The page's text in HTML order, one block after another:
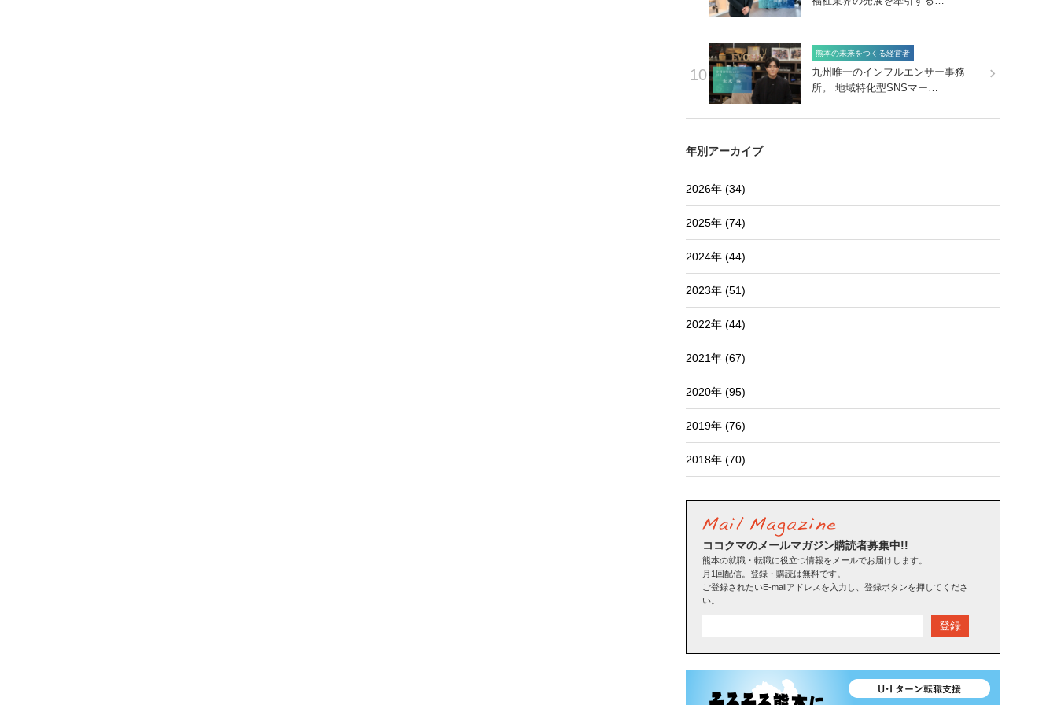
10
熊本の未来をつくる経営者
九州唯一のインフルエンサー事務
所。 地域特化型SNSマー…
年別アーカイブ
2026年 (34)
2025年 (74)
2024年 (44)
2023年 (51)
2022年 (44)
2021年 (67)
2020年 (95)
2019年 (76)
2018年 (70)
ココクマのメールマガジン購読者募集中!!
熊本の就職・転職に役立つ情報をメールでお届けします。
月1回配信。登録・購読は無料です。
ご登録されたいE-mailアドレスを入力し、登録ボタンを押してくださ
い。
登録